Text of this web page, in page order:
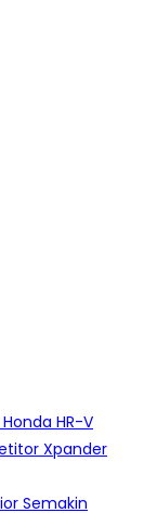
HR-V
Xpander
Semakin